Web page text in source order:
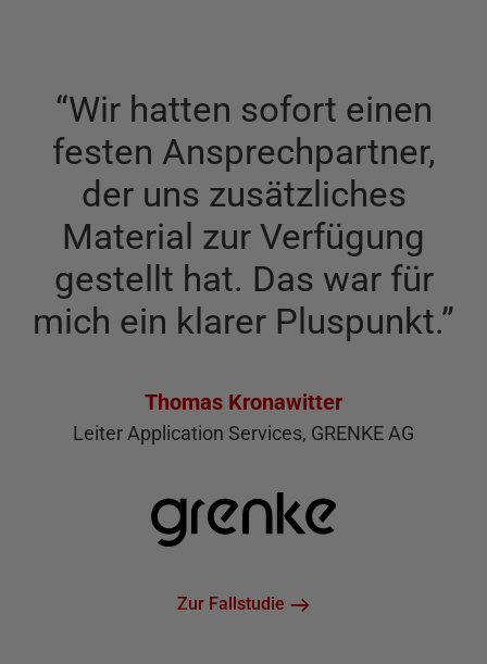
“Wir hatten sofort einen
festen Ansprechpartner,
der uns zusätzliches
Material zur Verfügung
gestellt hat. Das war für
mich ein klarer Pluspunkt.”
Thomas Kronawitter
Leiter Application Services, GRENKE AG
Zur Fallstudie